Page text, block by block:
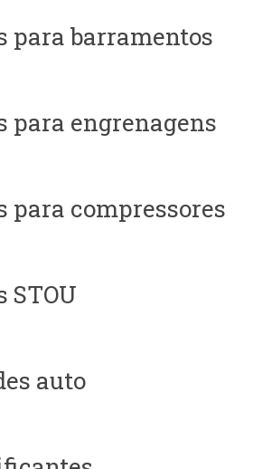
para barramentos
para engrenagens
para compressores
STOU
auto